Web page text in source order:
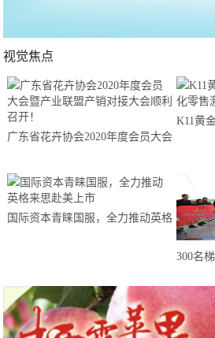
视觉焦点
广东省花卉协会2020年度会员大会
开！
K11黄
国际资本青睐国服，全力推动英格
300名
站欢乐